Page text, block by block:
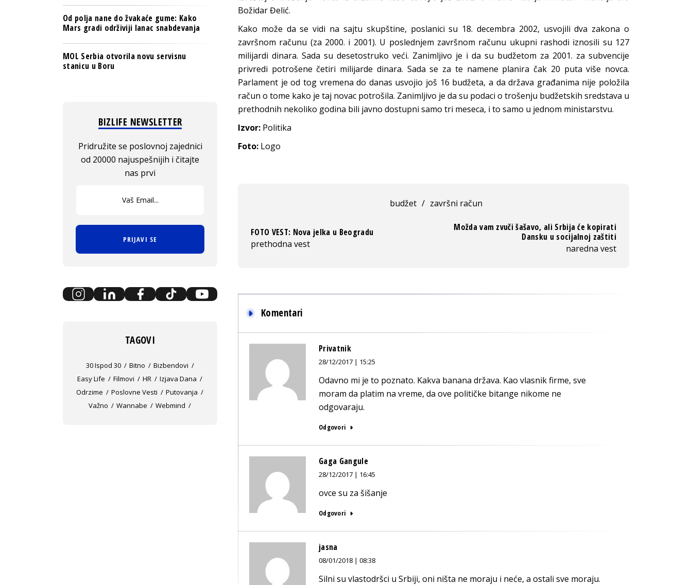
Božidar Đelić.
Kako može da se vidi na sajtu skupštine, poslanici su 18. decembra 2002, usvojili dva zakona o
završnom računu (za 2000. i 2001). U poslednjem završnom računu ukupni rashodi iznosili su 127
milijardi dinara. Sada su desetostruko veći. Zanimljivo je i da su budžetom za 2001. za subvencije
privredi potrošene četiri milijarde dinara. Sada se za te namene planira čak 20 puta više novca.
Parlament je od tog vremena do danas usvojio još 16 budžeta, a da država građanima nije položila
račun o tome kako je taj novac potrošila. Zanimljivo je da su podaci o trošenju budžetskih sredstava u
prethodnih nekoliko godina bili javno dostupni samo tri meseca, i to samo u jednom ministarstvu.
Izvor: Politika
Foto: Logo
budžet / završni račun
FOTO VEST: Nova jelka u Beogradu
prethodna vest
Možda vam zvuči šašavo, ali Srbija će kopirati
Dansku u socijalnoj zaštiti
naredna vest
Komentari
Privatnik
28/12/2017 | 15:25
Odavno mi je to poznato. Kakva banana država. Kao vlasnik firme, sve
moram da platim na vreme, da ove političke bitange nikome ne
odgovaraju.
Odgovori
Gaga Gangule
28/12/2017 | 16:45
ovce su za šišanje
Odgovori
jasna
08/01/2018 | 08:38
Silni su vlastodršci u Srbiji, oni ništa ne moraju i neće, a ostali sve moraju.
Od polja nane do žvakaće gume: Kako
Mars gradi održiviji lanac snabdevanja
MOL Serbia otvorila novu servisnu
stanicu u Boru
BIZLIFE NEWSLETTER
Pridružite se poslovnoj zajednici
od 20000 najuspešnijih i čitajte
nas prvi
PRIJAVI SE
TAGOVI
30 Ispod 30 Bitno
Bizbendovi
Easy Life
Filmovi HR
Izjava Dana
Odrzime
Poslovne Vesti
Putovanja
Važno
Wannabe Webmind